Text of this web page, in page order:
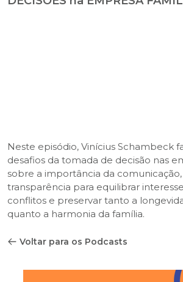
Neste episódio, Vinícius Schambeck
desafios da tomada de decisão nas
sobre a importância da
transparência para equilibrar
conflitos e preservar tanto a
quanto a harmonia da família.
Voltar para os Podcasts